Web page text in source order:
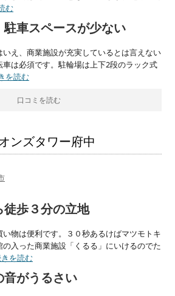
む
車スペースが少ない
え、商業施設が充実しているとは言えない
車は必須です。駐輪場は上下2段のラック式
を読む
口コミを読む
ンズタワー府中
歩３分の立地
物は便利です。３０秒あるけばマツモトキ
入った商業施設「くるる」にいけるのでた
を読む
がうるさい